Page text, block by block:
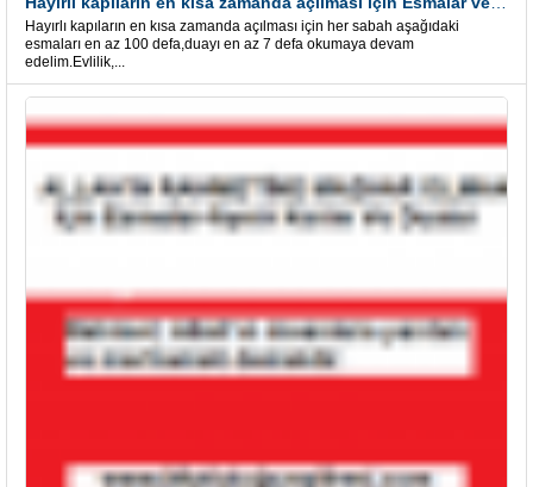
Hayırlı kapıların en kısa zamanda açılması için her sabah aşağıdaki
esmaları en az 100 defa,duayı en az 7 defa okumaya devam
edelim.Evlilik,...